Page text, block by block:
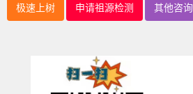
极速上树 申请祖源检测 其他咨询